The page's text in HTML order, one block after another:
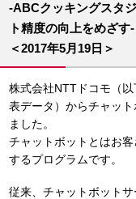
-ABCクッキングスタ
ト精度の向上をめざす-
＜2017年5月19日＞
株式会社NTTドコモ（以
表データ）からチャッ
ました。
チャットボットとはお
するプログラムです。
従来、チャットボット